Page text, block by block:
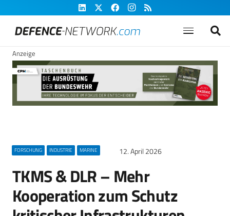
Anzeige
FORSCHUNG INDUSTRIE MARINE 12. April 2026
TKMS & DLR – Mehr
Kooperation zum Schutz